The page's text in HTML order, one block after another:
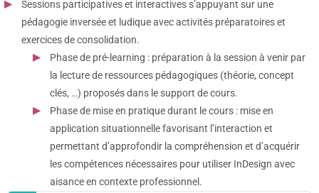
Sessions participatives et interactives s’appuyant sur une
pédagogie inversée et ludique avec activités préparatoires et
exercices de consolidation.
Phase de pré-learning : préparation à la session à venir par
la lecture de ressources pédagogiques (théorie, concept
clés, …) proposés dans le support de cours.
Phase de mise en pratique durant le cours : mise en
application situationnelle favorisant l’interaction et
permettant d’approfondir la compréhension et d’acquérir
les compétences nécessaires pour utiliser InDesign avec
aisance en contexte professionnel.